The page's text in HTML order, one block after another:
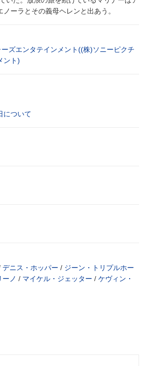
ノーラとその義母ヘレンと出あう。
ズエンタテインメント((株)ソニーピクチ
ント)
について
デニス・ホッパー / ジーン・トリプルホー
ノ / マイケル・ジェッター / ケヴィン・